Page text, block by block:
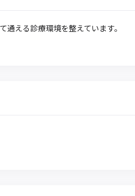
える診療環境を整えています。